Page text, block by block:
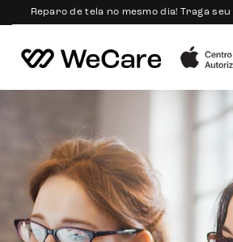
Reparo de tela no mesmo dia! Traga